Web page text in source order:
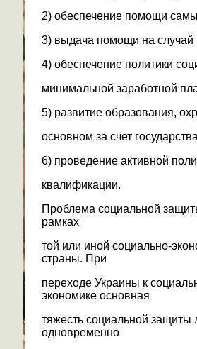
2) обеспечение помощи
3) выдача помощи на случай
4) обеспечение политики
минимальной заработной
5) развитие образования,
основном за счет
6) проведение активной
квалификации.
Проблема социальной
рамках
той или иной социально-
страны. При
переходе Украины к
экономике основная
тяжесть социальной защиты
одновременно